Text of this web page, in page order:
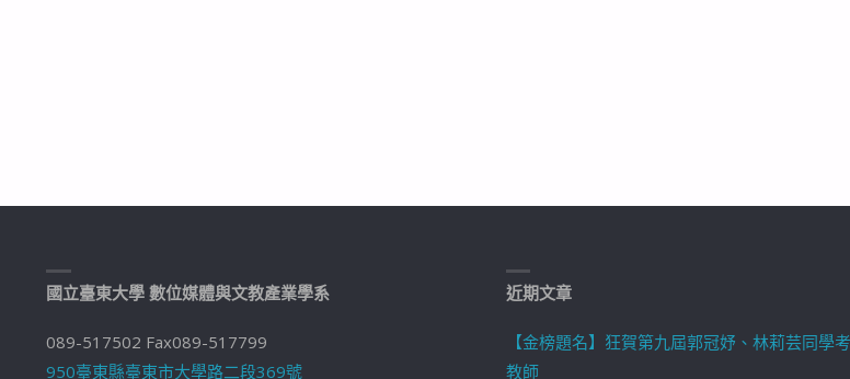
國立臺東大學 數位媒體與文教產業學系
089-517502 Fax089-517799
950臺東縣臺東市大學路二段369號
近期文章
【金榜題名】狂賀第九屆郭冠妤、林莉芸同學
教師